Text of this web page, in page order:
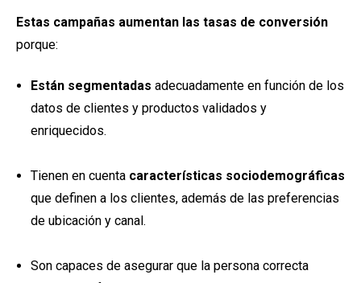
Estas campañas aumentan las tasas de conversión
porque:
Están segmentadas adecuadamente en función de los
datos de clientes y productos validados y
enriquecidos.
Tienen en cuenta características sociodemográficas
que definen a los clientes, además de las preferencias
de ubicación y canal.
Son capaces de asegurar que la persona correcta